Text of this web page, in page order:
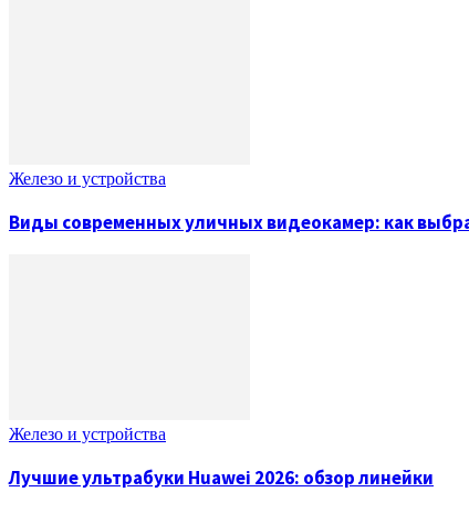
Железо и устройства
Виды современных уличных видеокамер: как
Железо и устройства
Лучшие ультрабуки Huawei 2026: обзор линейки